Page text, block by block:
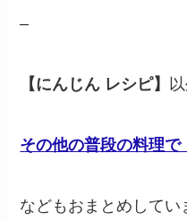
–
【にんじん レシピ】
その他の普段の料理
などもおまとめしてい